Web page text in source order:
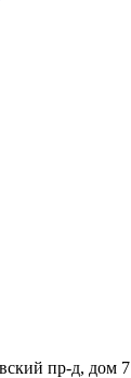
пр-д, дом 7